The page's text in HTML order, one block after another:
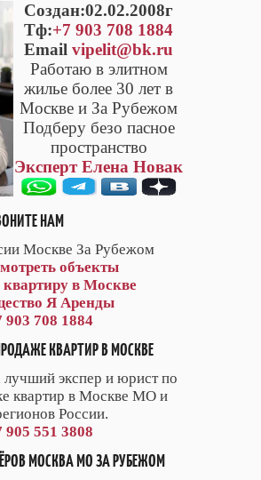
Cоздан:02.02.2008г
Тф:+7 903 708 1884
Emailvipelit@bk.ru
Работаю в элитном
жилье более 30 лет в
Москве и За Рубежом
Подберу безо пасное
пространство
Эксперт Елена Новак
НАМ
Москве За Рубежом
объекты
квартиру в Москве
Я Аренды
903 708 1884
КВАРТИР В МОСКВЕ
экспер и юрист по
квартир в Москве МО и
России.
905 551 3808
МОСКВА МО ЗА РУБЕЖОМ